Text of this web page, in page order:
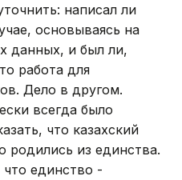
написал ли
основываясь на
данных, и был ли,
работа для
Дело в другом.
всегда было
что казахский
родились из единства.
единство -